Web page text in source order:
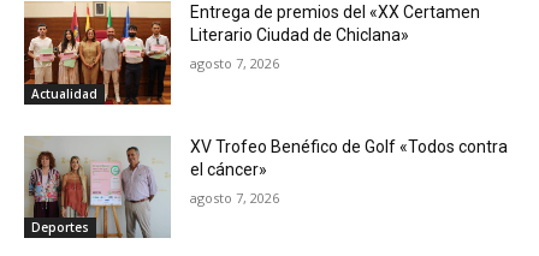
Actualidad
Entrega de premios del «XX Certamen
Literario Ciudad de Chiclana»
agosto 7, 2026
Deportes
XV Trofeo Benéfico de Golf «Todos contra
el cáncer»
agosto 7, 2026